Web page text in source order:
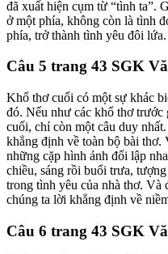
đã xuất hiện cụm từ “tình ta”.
ở một phía, không còn là tình
phía, trở thành tình yêu đôi lứa.
Câu 5 trang 43 SGK
Khổ thơ cuối có một sự khác
đó. Nếu như các khổ thơ
cuối, chỉ còn một câu duy
khẳng định về toàn bộ bài
những cặp hình ảnh đối lập
chiều, sáng rồi buổi trưa,
trong tình yêu của nhà thơ. Và
chúng ta lời khẳng định về
Câu 6 trang 43 SGK